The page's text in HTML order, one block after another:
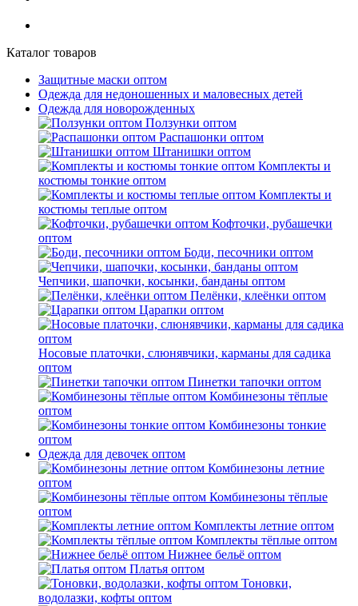
Каталог товаров
Защитные маски оптом
Одежда для недоношенных и маловесных детей
Одежда для новорожденных
Ползунки оптом
Распашонки оптом
Штанишки оптом
Комплекты и
костюмы тонкие оптом
Комплекты и
костюмы теплые оптом
Кофточки, рубашечки
оптом
Боди, песочники оптом
Чепчики, шапочки, косынки, банданы оптом
Пелёнки, клеёнки оптом
Царапки оптом
Носовые платочки, слюнявчики, карманы для садика
оптом
Пинетки тапочки оптом
Комбинезоны тёплые
оптом
Комбинезоны тонкие
оптом
Одежда для девочек оптом
Комбинезоны летние
оптом
Комбинезоны тёплые
оптом
Комплекты летние оптом
Комплекты тёплые оптом
Нижнее бельё оптом
Платья оптом
Тоновки,
водолазки, кофты оптом